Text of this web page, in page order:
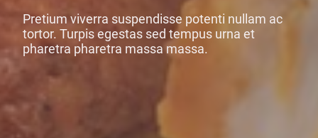
Pretium viverra suspendisse potenti nullam ac
tortor. Turpis egestas sed tempus urna et
pharetra pharetra massa massa.